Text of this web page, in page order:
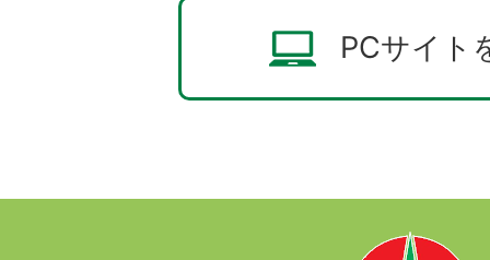
PCサイト